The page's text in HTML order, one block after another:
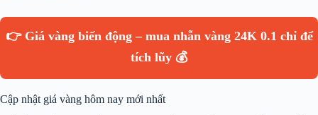
👉 Giá vàng biến động – mua nhẫn vàng 24K 0.1 chỉ để
tích lũy 💰
Cập nhật giá vàng hôm nay mới nhất